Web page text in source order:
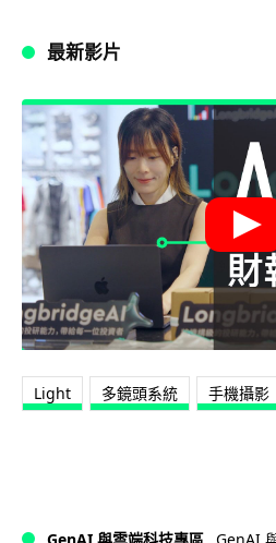
最新影片
Light 多鏡頭系統 手機攝影
GenAI 與雲端科技專區 GenAI